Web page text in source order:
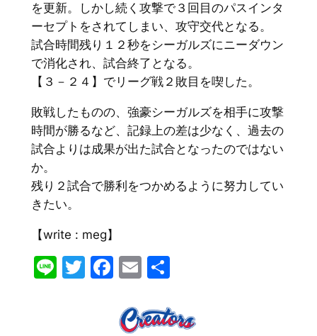
を更新。しかし続く攻撃で３回目のパスインタ
ーセプトをされてしまい、攻守交代となる。
試合時間残り１２秒をシーガルズにニーダウン
で消化され、試合終了となる。
【３－２４】でリーグ戦２敗目を喫した。
敗戦したものの、強豪シーガルズを相手に攻撃
時間が勝るなど、記録上の差は少なく、過去の
試合よりは成果が出た試合となったのではない
か。
残り２試合で勝利をつかめるように努力してい
きたい。
【write : meg】
LineTwitter
Facebook
Email
共